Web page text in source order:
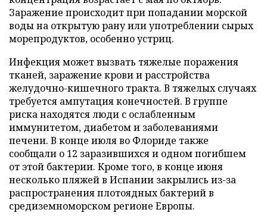
Заражение происходит при попадании морской
воды на открытую рану или употреблении сырых
морепродуктов, особенно устриц.
Инфекция может вызвать тяжелые поражения
тканей, заражение крови и расстройства
желудочно-кишечного тракта. В тяжелых случаях
требуется ампутация конечностей. В группе
риска находятся люди с ослабленным
иммунитетом, диабетом и заболеваниями
печени. В конце июля во Флориде также
сообщали о 12 заразившихся и одном погибшем
от этой бактерии. Кроме того, в конце июня
несколько пляжей в Испании закрылись из-за
распространения плотоядных бактерий в
средиземноморском регионе Европы.